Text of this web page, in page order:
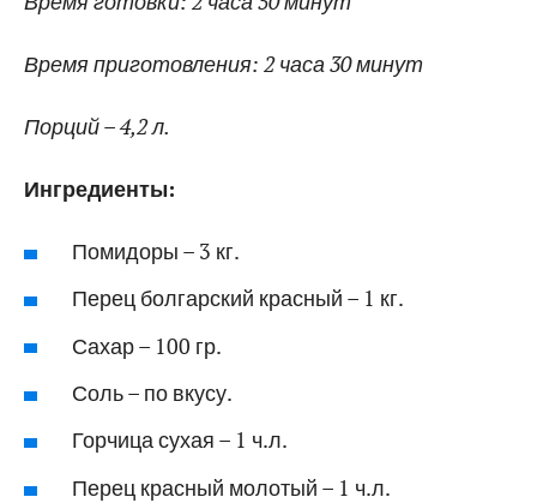
Время приготовления: 2 часа 30 минут
Порций – 4,2 л.
Ингредиенты:
Помидоры – 3 кг.
Перец болгарский красный – 1 кг.
Сахар – 100 гр.
Соль – по вкусу.
Горчица сухая – 1 ч.л.
Перец красный молотый – 1 ч.л.